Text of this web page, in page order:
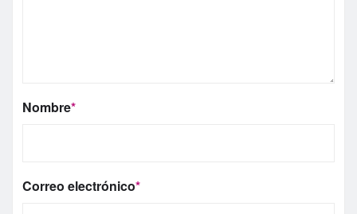
Nombre*
Correo electrónico*